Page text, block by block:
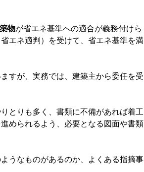
物が省エネ基準への適合が義務付けら
エネ適判）を受けて、省エネ基準を満
すが、実務では、建築主から委任を受
とりも多く、書類に不備があれば着工
められるよう、必要となる図面や書類
うなものがあるのか、よくある指摘事